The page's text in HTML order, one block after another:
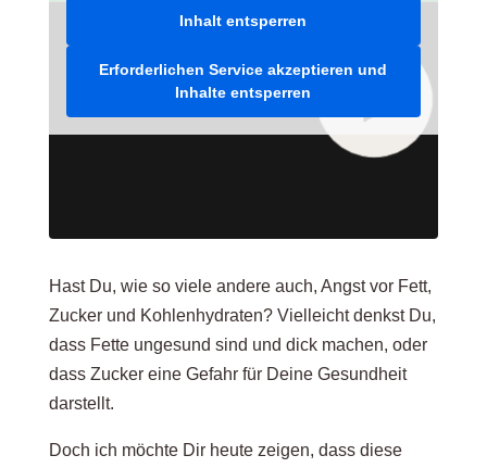
Inhalt entsperren
Erforderlichen Service akzeptieren und
Inhalte entsperren
Hast Du, wie so viele andere auch, Angst vor Fett,
Zucker und Kohlenhydraten? Vielleicht denkst Du,
dass Fette ungesund sind und dick machen, oder
dass Zucker eine Gefahr für Deine Gesundheit
darstellt.
Doch ich möchte Dir heute zeigen, dass diese